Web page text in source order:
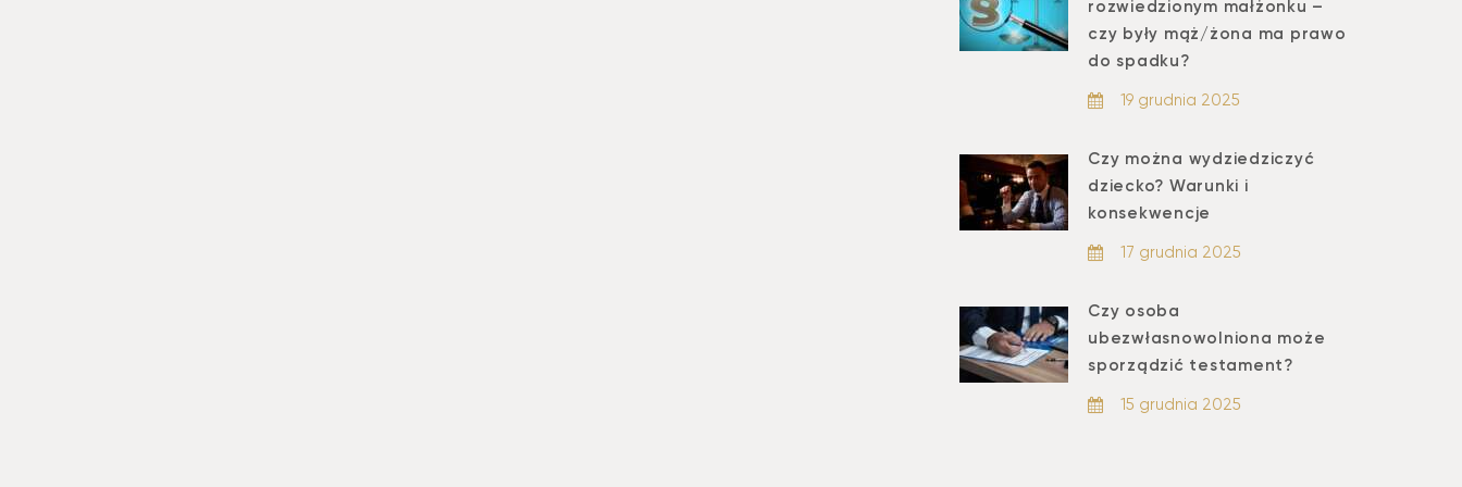
rozwiedzionym małżonku –
czy były mąż/żona ma prawo
do spadku?
19 grudnia 2025
Czy można wydziedziczyć
dziecko? Warunki i
konsekwencje
17 grudnia 2025
Czy osoba
ubezwłasnowolniona może
sporządzić testament?
15 grudnia 2025